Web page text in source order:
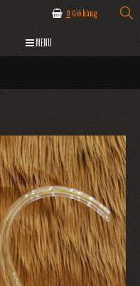
0 Giỏ hàng
MENU